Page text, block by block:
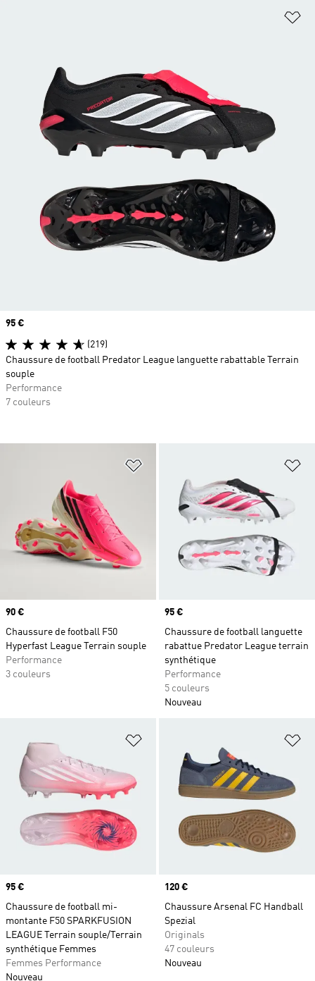
Ajouter à la Liste de produits
Prix
90 €
Chaussure de football F50
Hyperfast League Terrain souple
Performance
3 couleurs
Prix
95 €
Chaussure de football languette
rabattue Predator League terrain
synthétique
Performance
5 couleurs
Nouveau
Ajouter à la Liste de produits
Prix
95 €
Chaussure de football mi-
montante F50 SPARKFUSION
LEAGUE Terrain souple/Terrain
synthétique Femmes
Femmes Performance
Nouveau
Prix
120 €
Chaussure Arsenal FC Handball
Spezial
Originals
47 couleurs
Nouveau
Prix
95 €
(219)
Chaussure de football Predator League languette rabattable Terrain
souple
Performance
7 couleurs